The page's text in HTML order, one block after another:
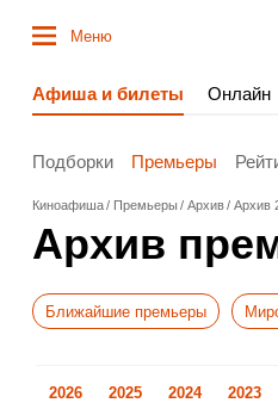
Меню
Афиша и билеты Онлайн
Подборки Премьеры
Киноафиша Премьеры Архив Архив
Архив
Ближайшие премьеры
2026 2025 2024 2023